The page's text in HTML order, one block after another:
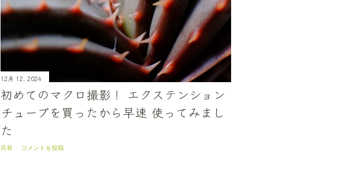
12月 12, 2024
初めてのマクロ撮影！ エクステンション
チューブを買ったから早速 使ってみまし
た
共有 コメントを投稿